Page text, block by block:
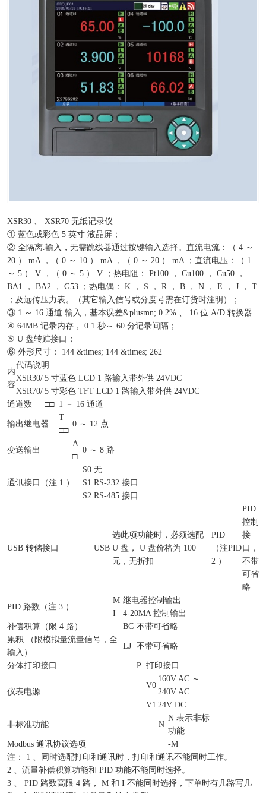
XSR30 、 XSR70 无纸记录仪
① 蓝色或彩色 5 英寸 液晶屏；
② 全隔离.输入，无需跳线器通过按键输入选择。直流电流：（ 4 ～
20 ） mA ，（ 0 ～ 10 ） mA ，（ 0 ～ 20 ） mA ；直流电压：（ 1
～ 5 ） V ，（ 0 ～ 5 ） V ；热电阻： Pt100 ， Cu100 ， Cu50 ，
BA1 ， BA2 ， G53 ；热电偶： K ， S ， R ， B ， N ， E ， J ， T
；及远传压力表。（其它输入信号或分度号需在订货时注明）；
③ 1 ～ 16 通道.输入，基本误差&plusmn; 0.2% 、 16 位 A/D 转换器
④ 64MB 记录内存， 0.1 秒～ 60 分记录间隔；
⑤ U 盘转贮接口；
⑥ 外形尺寸： 144 &times; 144 &times; 262
内
容
代码说明
XSR30/ 5 寸蓝色 LCD 1 路输入带外供 24VDC
XSR70/ 5 寸彩色 TFT LCD 1 路输入带外供 24VDC
通道数
□□ 1 － 16 通道
输出继电器
T
□□
0 ～ 12 点
变送输出
A
□
0 ～ 8 路
通讯接口（注 1 ）
S0 无
S1 RS-232 接口
S2 RS-485 接口
USB 转储接口 USB
选此项功能时，必须选配
U 盘， U 盘价格为 100
元，无折扣
PID
（注
2 ）
PID
PID
控制
接
口，
不带
可省
略
PID 路数（注 3 ）
M 继电器控制输出
I
4-20MA 控制输出
补偿积算（限 4 路）
BC 不带可省略
累积 （限模拟量流量信号，全
输入）
LJ 不带可省略
分体打印接口 P 打印接口
仪表电源
V0
160V AC ～
240V AC
V1 24V DC
非标准功能 N
N 表示非标
功能
Modbus 通讯协议选项
-M
注： 1 、同时选配打印和通讯时，打印和通讯不能同时工作。
2 、流量补偿积算功能和 PID 功能不能同时选择。
3 、 PID 路数高限 4 路， M 和 I 不能同时选择，下单时有几路写几